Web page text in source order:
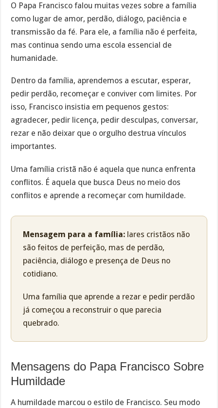
O Papa Francisco falou muitas vezes sobre a família
como lugar de amor, perdão, diálogo, paciência e
transmissão da fé. Para ele, a família não é perfeita,
mas continua sendo uma escola essencial de
humanidade.
Dentro da família, aprendemos a escutar, esperar,
pedir perdão, recomeçar e conviver com limites. Por
isso, Francisco insistia em pequenos gestos:
agradecer, pedir licença, pedir desculpas, conversar,
rezar e não deixar que o orgulho destrua vínculos
importantes.
Uma família cristã não é aquela que nunca enfrenta
conflitos. É aquela que busca Deus no meio dos
conflitos e aprende a recomeçar com humildade.
Mensagem para a família: lares cristãos não
são feitos de perfeição, mas de perdão,
paciência, diálogo e presença de Deus no
cotidiano.
Uma família que aprende a rezar e pedir perdão
já começou a reconstruir o que parecia
quebrado.
Mensagens do Papa Francisco Sobre
Humildade
A humildade marcou o estilo de Francisco. Seu modo